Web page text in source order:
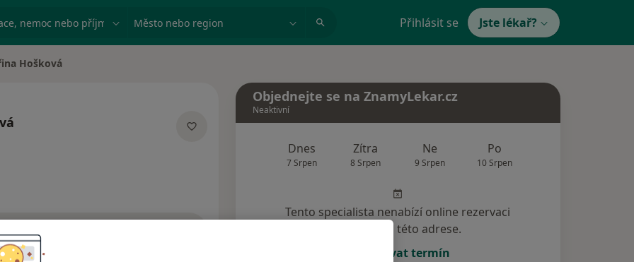
nemoc nebo příjmení Město nebo region Přihlásit se Jste lékař?
Hošková
Objednejte se na ZnamyLekar.cz
Neaktivní
Dnes
7 Srpen
Zítra
8 Srpen
Ne
9 Srpen
Po
10 Srpen
Tento specialista nenabízí online rezervaci
termínu na této adrese.
Rezervovat termín